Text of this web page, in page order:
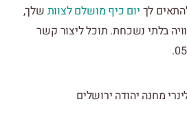
לך יום כיף מושלם לצוות שלך,
בלתי נשכחת. תוכל ליצור קשר